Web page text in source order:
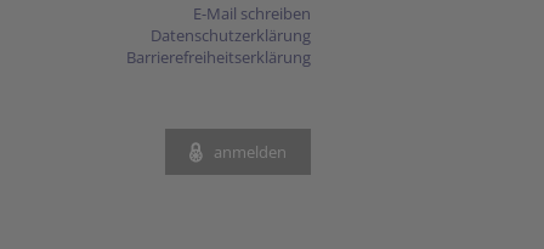
E-Mail schreiben
Datenschutzerklärung
Barrierefreiheitserklärung
anmelden